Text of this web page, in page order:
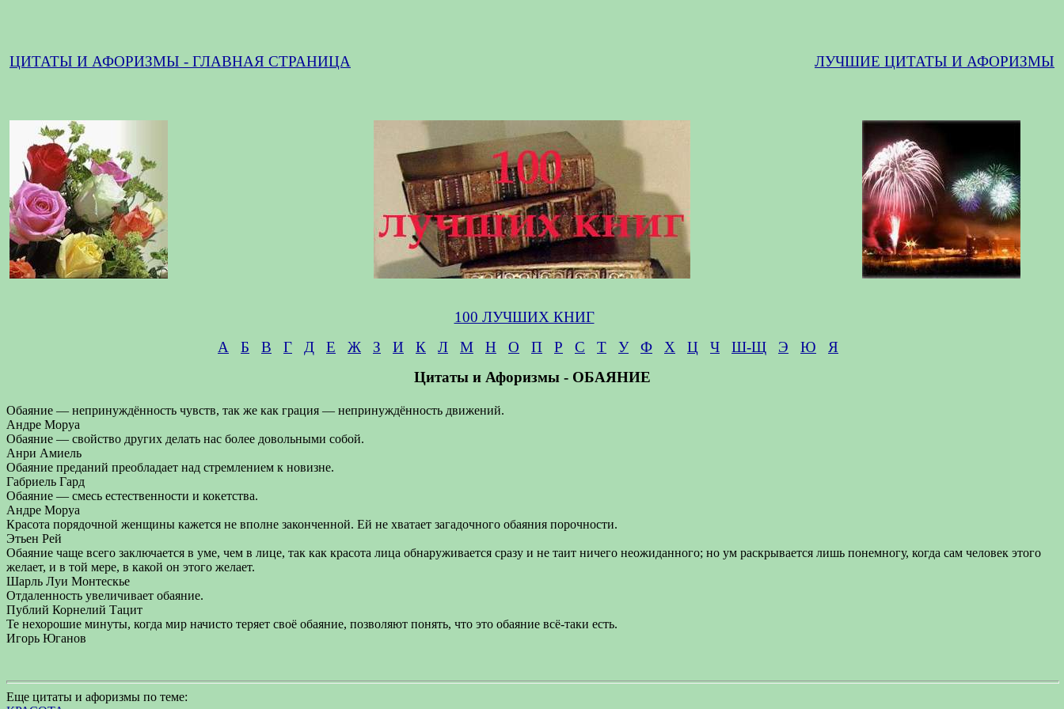
ЦИТАТЫ И АФОРИЗМЫ - ГЛАВНАЯ СТРАНИЦА ЛУЧШИЕ ЦИТАТЫ И АФОРИЗМЫ
100 ЛУЧШИХ КНИГ
А
Б В Г Д Е Ж З И К Л М Н О П Р С Т У Ф Х Ц Ч Ш-Щ Э Ю
Я
Цитаты и Афоризмы - ОБАЯНИЕ
Обаяние — непринуждённость чувств, так же как грация — непринуждённость движений.
Андре Моруа
Обаяние — свойство других делать нас более довольными собой.
Анри Амиель
Обаяние преданий преобладает над стремлением к новизне.
Габриель Гард
Обаяние — смесь естественности и кокетства.
Андре Моруа
Красота порядочной женщины кажется не вполне законченной. Ей не хватает загадочного обаяния порочности.
Этьен Рей
Обаяние чаще всего заключается в уме, чем в лице, так как красота лица обнаруживается сразу и не таит ничего неожиданного; но ум раскрывается лишь понемногу, когда сам человек этого
желает, и в той мере, в какой он этого желает.
Шарль Луи Монтескье
Отдаленность увеличивает обаяние.
Публий Корнелий Тацит
Те нехорошие минуты, когда мир начисто теряет своё обаяние, позволяют понять, что это обаяние всё-таки есть.
Игорь Юганов
Еще цитаты и афоризмы по теме: